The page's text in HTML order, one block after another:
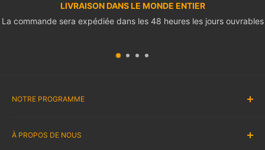
LIVRAISON DANS LE MONDE ENTIER
La commande sera expédiée dans les 48 heures les jours ouvrables
NOTRE PROGRAMME
Programme de récompenses
À PROPOS DE NOUS